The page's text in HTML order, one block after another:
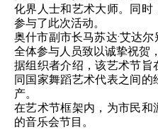
化界人士和艺术大师。同
参与了此次活动。
奥什市副市长马苏达·艾达
全体参与人员致以诚挚祝贺
据组织者介绍，该艺术节
同国家舞蹈艺术代表之间
产。
在艺术节框架内，为市民
的音乐会节目。